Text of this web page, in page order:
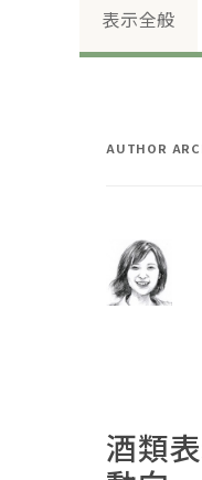
表示全般
AUTHOR
酒類